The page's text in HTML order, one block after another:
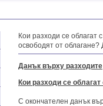
Кои разходи се облагат
освободят от
Данък върху разходите
Кои разходи се
С окончателен данък